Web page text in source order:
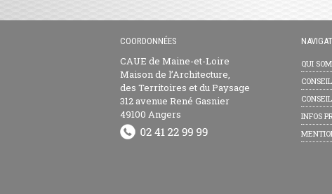
COORDONNÉES
CAUE de Maine-et-Loire
Maison de l’Architecture,
des Territoires et du Paysage
312 avenue René Gasnier
49100 Angers
QUI
INFOS